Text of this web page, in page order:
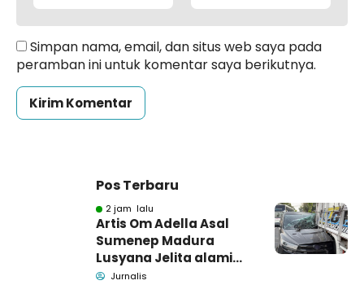
Simpan nama, email, dan situs web saya pada
peramban ini untuk komentar saya berikutnya.
Pos Terbaru
2 jam lalu
Artis Om Adella Asal
Sumenep Madura
Lusyana Jelita alami
kecelakaan di Wonogiri
Jurnalis